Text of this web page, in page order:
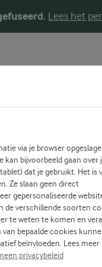
Lees het
nieuwe ideeën op
– of om te
categorie
via je browser
kan bijvoorbeeld gaan over
dat je gebruikt. Het is
Ze slaan geen direct
gepersonaliseerde
de verschillende soorten
te weten te komen en
bepaalde cookies
beïnvloeden. Lees meer
privacybeleid